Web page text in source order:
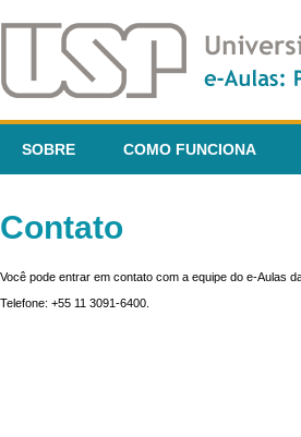
SOBRE COMO FUNCIONA
Contato
Você pode entrar em contato com a equipe do e-Aulas
Telefone: +55 11 3091-6400.